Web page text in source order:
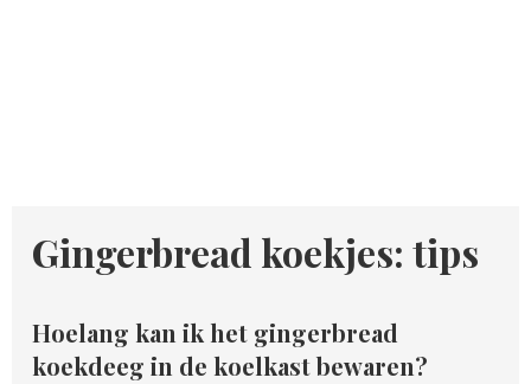
Gingerbread koekjes: tips
Hoelang kan ik het gingerbread
koekdeeg in de koelkast bewaren?